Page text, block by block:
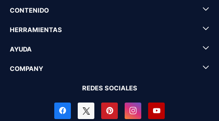
CONTENIDO
HERRAMIENTAS
AYUDA
COMPANY
REDES SOCIALES